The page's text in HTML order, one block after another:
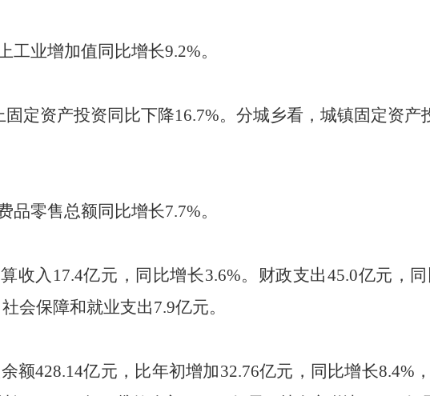
工业增加值同比增长9.2%。
固定资产投资同比下降16.7%。 分城乡看，城镇固定资产
品零售总额同比增长7.7%。
收入 17.4亿元，同比增长3.6%。财政支出45.0亿元，
社会保障和就业支出7.9亿元。
额428.14亿元，比年初增加32.76亿元，同比增长8.4%